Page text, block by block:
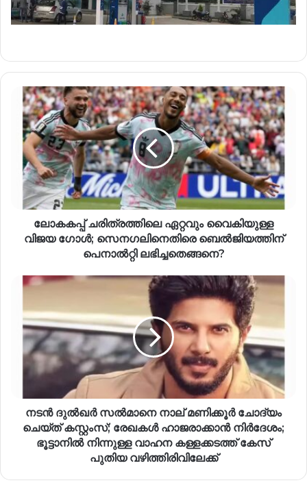
ലോകകപ്പ് ചരിത്രത്തിലെ ഏറ്റവും വൈകിയുള്ള
വിജയ ഗോൾ; സെനഗലിനെതിരെ ബെൽജിയത്തിന്
പെനാൽറ്റി ലഭിച്ചതെങ്ങനെ?
നടൻ ദുൽഖർ സൽമാനെ നാല് മണിക്കൂർ ചോദ്യം
ചെയ്ത് കസ്റ്റംസ്; രേഖകൾ ഹാജരാക്കാൻ നിർദേശം;
ഭൂട്ടാനിൽ നിന്നുള്ള വാഹന കള്ളക്കടത്ത് കേസ്
പുതിയ വഴിത്തിരിവിലേക്ക്